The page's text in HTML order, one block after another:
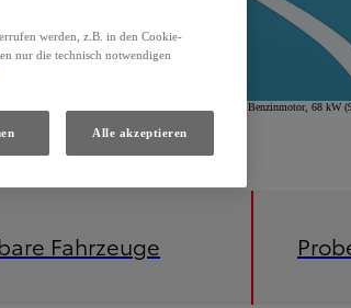
Toyota Yaris Comfort Hybrid, 1,5-l-VVT-i Benzinmotor, 68 kW
Fahrzeuge
werden, z.B. in den Cookie-
nur die technisch notwendigen
Alle akzeptieren